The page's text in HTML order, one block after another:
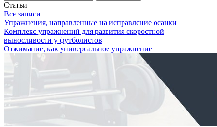
Статьи
Все записи
Упражнения, направленные на исправление осанки
Комплекс упражнений для развития скоростной
выносливости у футболистов
Отжимание, как универсальное упражнение